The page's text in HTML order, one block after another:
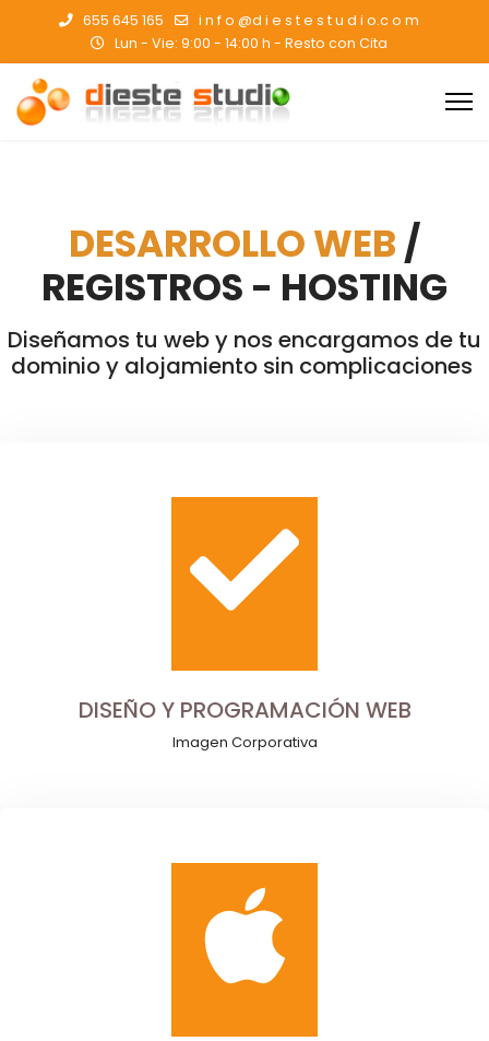
655 645 165
i n f o @d i e s t e s t u d i o.c o m
Lun - Vie: 9:00 - 14:00 h - Resto con Cita
DESARROLLO WEB/
REGISTROS - HOSTING
Diseñamos tu web y nos encargamos de tu
dominio y alojamiento sin complicaciones
DISEÑO Y PROGRAMACIÓN WEB
Imagen Corporativa